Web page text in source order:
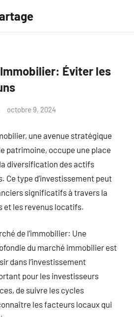
Éviter les
octobre 9, 2024
une avenue stratégique
patrimoine, occupe une place
diversification des actifs
Ce type d’investissement peut
significatifs à travers la
et les revenus locatifs.
de l’immobilier: Une
du marché immobilier est
dans l’investissement
pour les investisseurs
de suivre les cycles
les facteurs locaux qui